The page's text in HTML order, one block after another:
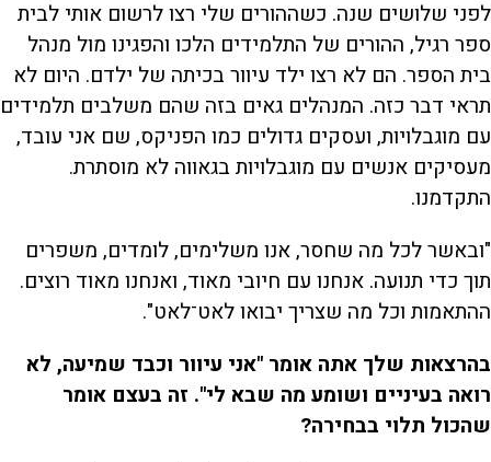
לפני שלושים שנה. כשההורים שלי רצו לרשום אותי לבית
ספר רגיל, ההורים של התלמידים הלכו והפגינו מול מנהל
בית הספר. הם לא רצו ילד עיוור בכיתה של ילדם. היום לא
תראי דבר כזה. המנהלים גאים בזה שהם משלבים תלמידים
עם מוגבלויות, ועסקים גדולים כמו הפניקס, שם אני עובד,
מעסיקים אנשים עם מוגבלויות בגאווה לא מוסתרת.
התקדמנו.
"ובאשר לכל מה שחסר, אנו משלימים, לומדים, משפרים
תוך כדי תנועה. אנחנו עם חיובי מאוד, ואנחנו מאוד רוצים.
ההתאמות וכל מה שצריך יבואו לאט־לאט".
בהרצאות שלך אתה אומר "אני עיוור וכבד שמיעה, לא
רואה בעיניים ושומע מה שבא לי". זה בעצם אומר
שהכול תלוי בבחירה?